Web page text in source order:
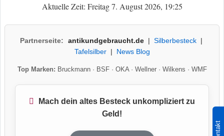
Kontakt
Aktuelle Zeit: Freitag 7. August 2026, 19:25
Partnerseite: antikundgebraucht.de| Silberbesteck|
Tafelsilber| News Blog
Top Marken: Bruckmann· BSF· OKA· Wellner· Wilkens · WMF
Mach dein altes Besteck unkompliziert zu
Geld!